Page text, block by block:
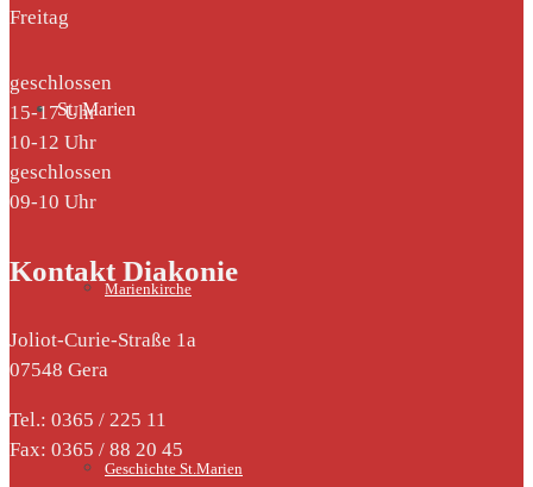
St. Marien
Marienkirche
Geschichte St.Marien
Freitag
geschlossen
15-17 Uhr
10-12 Uhr
geschlossen
09-10 Uhr
Kontakt Diakonie
Joliot-Curie-Straße 1a
07548 Gera
Tel.: 0365 / 225 11
Fax: 0365 / 88 20 45